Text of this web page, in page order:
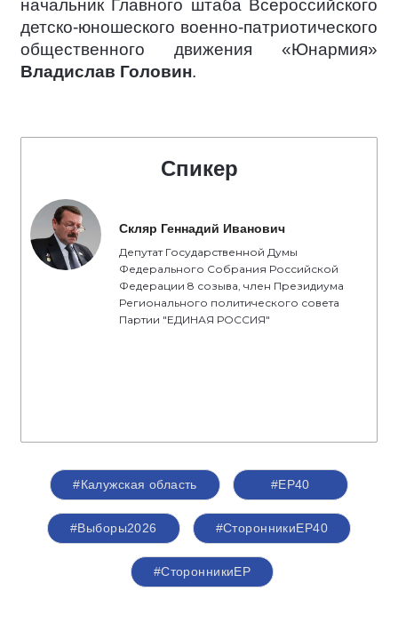
начальник Главного штаба Всероссийского
детско-юношеского военно-патриотического
общественного движения «Юнармия»
Владислав Головин.
Спикер
Скляр Геннадий Иванович
Депутат Государственной Думы
Федерального Собрания Российской
Федерации 8 созыва, член Президиума
Регионального политического совета
Партии "ЕДИНАЯ РОССИЯ"
#Калужская область #ЕР40
#Выборы2026 #СторонникиЕР40
#СторонникиЕР